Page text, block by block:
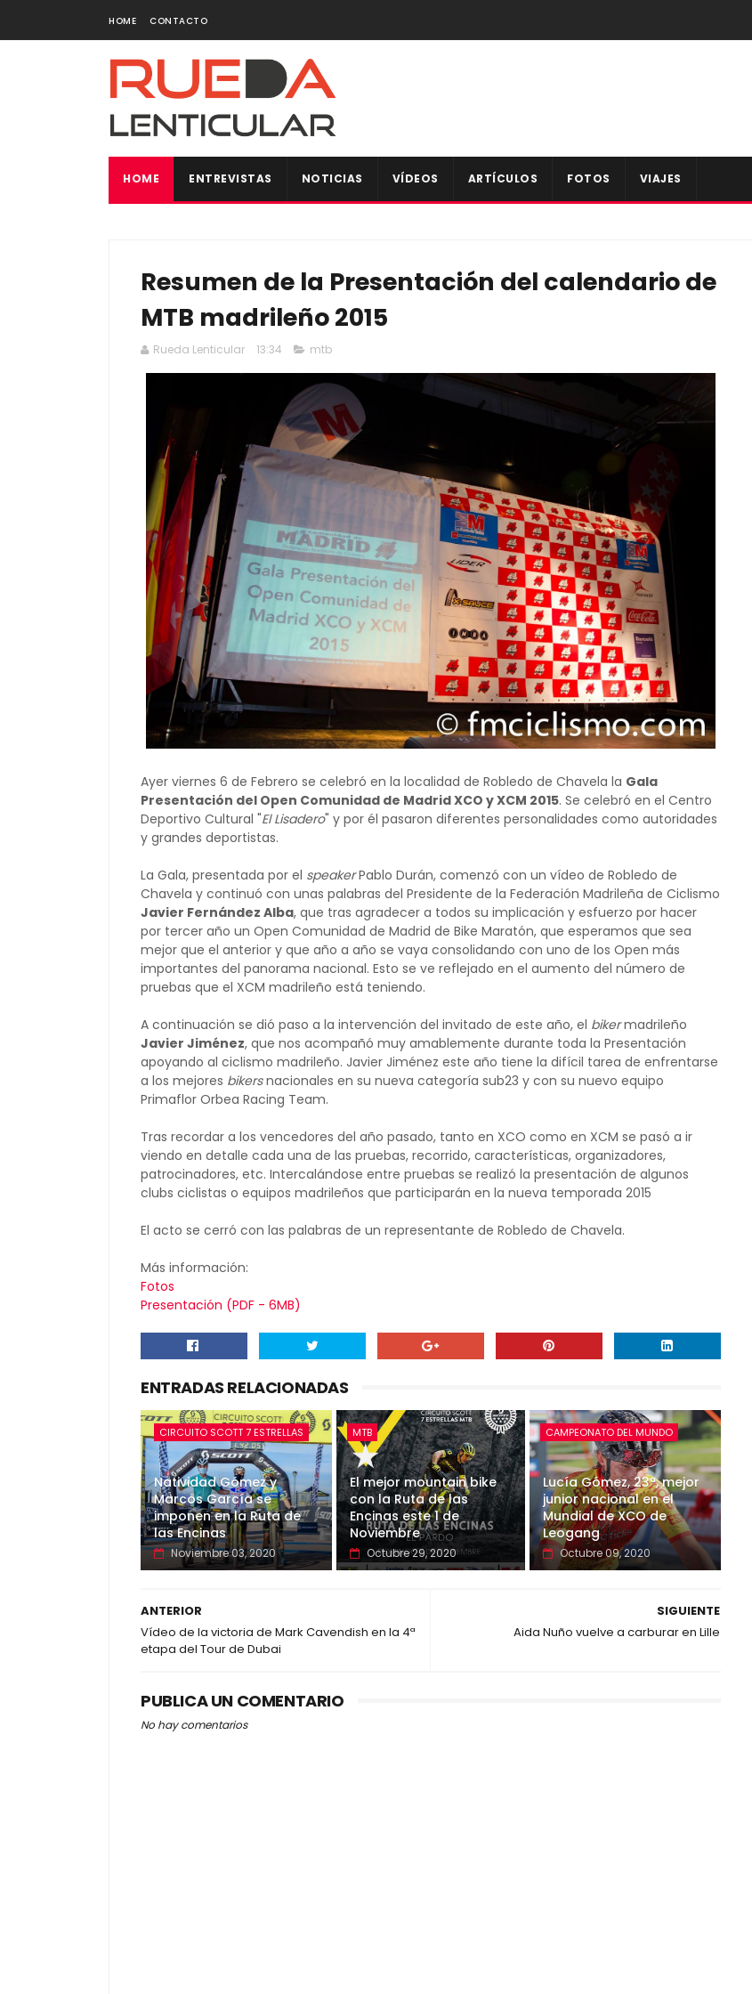
HOME CONTACTO
HOME ENTREVISTAS NOTICIAS VÍDEOS ARTÍCULOS FOTOS VIAJES
Resumen de la Presentación del calendario de
MTB madrileño 2015
Rueda Lenticular 13:34 mtb
Ayer viernes 6 de Febrero se celebró en la localidad de Robledo de Chavela la Gala
Presentación del Open Comunidad de Madrid XCO y XCM 2015. Se celebró en el Centro
Deportivo Cultural "El Lisadero" y por él pasaron diferentes personalidades como autoridades
y grandes deportistas.
La Gala, presentada por el speakerPablo Durán, comenzó con un vídeo de Robledo de
Chavela y continuó con unas palabras del Presidente de la Federación Madrileña de Ciclismo
Javier Fernández Alba, que tras agradecer a todos su implicación y esfuerzo por hacer
por tercer año un Open Comunidad de Madrid de Bike Maratón, que esperamos que sea
mejor que el anterior y que año a año se vaya consolidando con uno de los Open más
importantes del panorama nacional. Esto se ve reflejado en el aumento del número de
pruebas que el XCM madrileño está teniendo.
A continuación se dió paso a la intervención del invitado de este año, el bikermadrileño
Javier Jiménez, que nos acompañó muy amablemente durante toda la Presentación
apoyando al ciclismo madrileño. Javier Jiménez este año tiene la difícil tarea de enfrentarse
a los mejores bikersnacionales en su nueva categoría sub23 y con su nuevo equipo
Primaflor Orbea Racing Team.
Tras recordar a los vencedores del año pasado, tanto en XCO como en XCM se pasó a ir
viendo en detalle cada una de las pruebas, recorrido, características, organizadores,
patrocinadores, etc. Intercalándose entre pruebas se realizó la presentación de algunos
clubs ciclistas o equipos madrileños que participarán en la nueva temporada 2015
El acto se cerró con las palabras de un representante de Robledo de Chavela.
Más información:
Fotos
Presentación (PDF - 6MB)
ENTRADAS RELACIONADAS
CIRCUITO SCOTT 7 ESTRELLAS
Natividad Gómez y
Marcos García se
imponen en la Ruta de
las Encinas
Noviembre 03, 2020
MTB
El mejor mountain bike
con la Ruta de las
Encinas este 1 de
Noviembre
Octubre 29, 2020
CAMPEONATO DEL MUNDO
Lucía Gómez, 23ª, mejor
junior nacional en el
Mundial de XCO de
Leogang
Octubre 09, 2020
SIGUIENTE
Aida Nuño vuelve a carburar en Lille
ANTERIOR
Vídeo de la victoria de Mark Cavendish en la 4ª
etapa del Tour de Dubai
PUBLICA UN COMENTARIO
No hay comentarios